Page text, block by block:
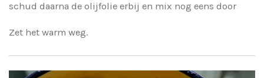
schud daarna de olijfolie erbij en mix nog eens door
Zet het warm weg.